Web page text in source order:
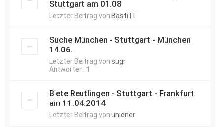
Stuttgart am 01.08
Letzter Beitrag von BastiTI
Suche München - Stuttgart - München
14.06.
Letzter Beitrag von sugr
Antworten: 1
Biete Reutlingen - Stuttgart - Frankfurt
am 11.04.2014
Letzter Beitrag von unioner